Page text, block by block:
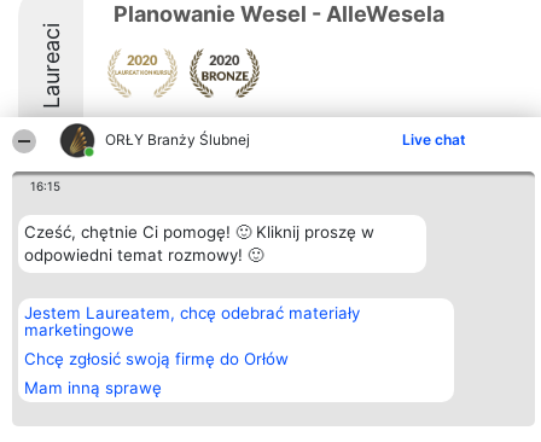
ORŁY Branży Ślubnej Live chat
16:15
Cześć, chętnie Ci pomogę! 🙂 Kliknij proszę w
odpowiedni temat rozmowy! 🙂
Jestem Laureatem, chcę odebrać materiały
marketingowe
Chcę zgłosić swoją firmę do Orłów
Mam inną sprawę
Laureaci
Planowanie Wesel - AlleWesela
Organizator plebiscytu
Bright Side Solutions sp. z o.
o. sp. k.
ul. Ruska 22
KRS 0000749100 | Regon
381313360 | NIP 8943132676
+48 508 492 400
Plebiscyt
Laureaci
Lista
wszystkich
Zasady
Prywatności
Kontakt
Kontakt